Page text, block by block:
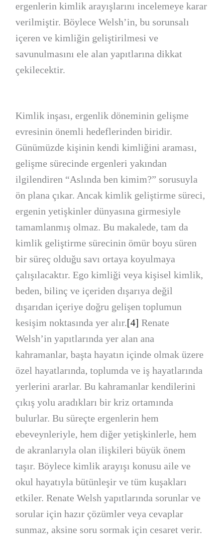
ergenlerin kimlik arayışlarını incelemeye karar
verilmiştir. Böylece Welsh’in, bu sorunsalı
içeren ve kimliğin geliştirilmesi ve
savunulmasını ele alan yapıtlarına dikkat
çekilecektir.
Kimlik inşası, ergenlik döneminin gelişme
evresinin önemli hedeflerinden biridir.
Günümüzde kişinin kendi kimliğini araması,
gelişme sürecinde ergenleri yakından
ilgilendiren “Aslında ben kimim?” sorusuyla
ön plana çıkar. Ancak kimlik geliştirme süreci,
ergenin yetişkinler dünyasına girmesiyle
tamamlanmış olmaz. Bu makalede, tam da
kimlik geliştirme sürecinin ömür boyu süren
bir süreç olduğu savı ortaya koyulmaya
çalışılacaktır. Ego kimliği veya kişisel kimlik,
beden, bilinç ve içeriden dışarıya değil
dışarıdan içeriye doğru gelişen toplumun
kesişim noktasında yer alır.[4] Renate
Welsh’in yapıtlarında yer alan ana
kahramanlar, başta hayatın içinde olmak üzere
özel hayatlarında, toplumda ve iş hayatlarında
yerlerini ararlar. Bu kahramanlar kendilerini
çıkış yolu aradıkları bir kriz ortamında
bulurlar. Bu süreçte ergenlerin hem
ebeveynleriyle, hem diğer yetişkinlerle, hem
de akranlarıyla olan ilişkileri büyük önem
taşır. Böylece kimlik arayışı konusu aile ve
okul hayatıyla bütünleşir ve tüm kuşakları
etkiler. Renate Welsh yapıtlarında sorunlar ve
sorular için hazır çözümler veya cevaplar
sunmaz, aksine soru sormak için cesaret verir.